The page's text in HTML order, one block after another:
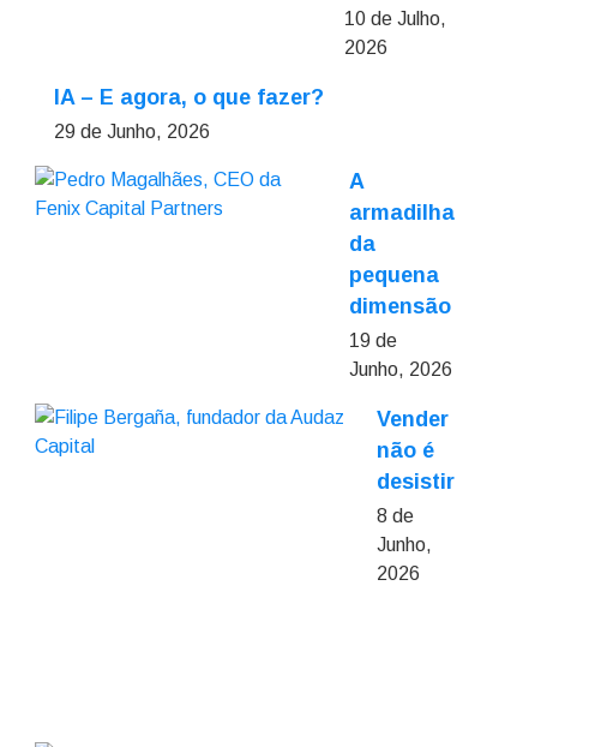
10 de Julho,
2026
IA – E agora, o que fazer?
29 de Junho, 2026
A
armadilha
da
pequena
dimensão
19 de
Junho, 2026
Vender
não é
desistir
8 de
Junho,
2026